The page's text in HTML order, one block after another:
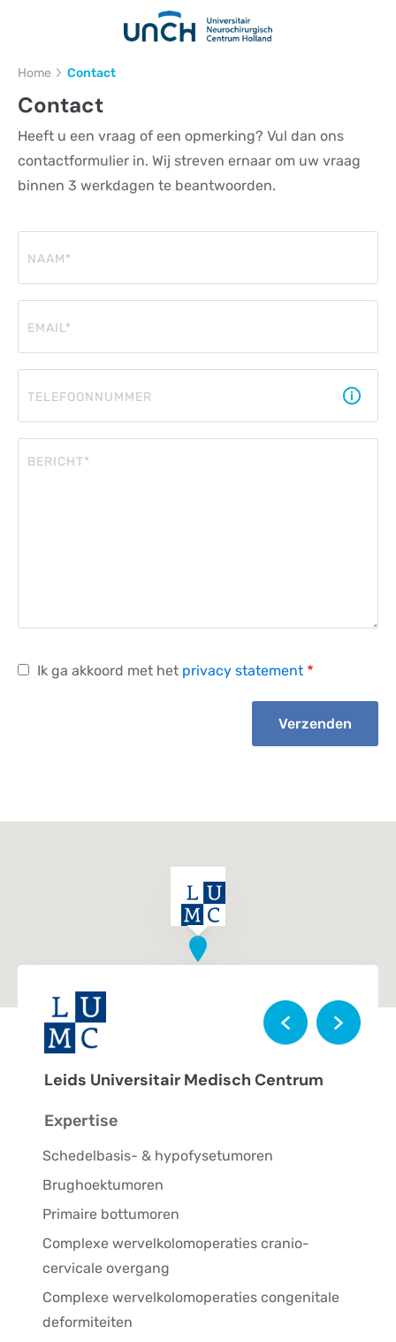
Kruimelpad
Home Contact
Contact
Heeft u een vraag of een opmerking? Vul dan ons
contactformulier in. Wij streven ernaar om uw vraag
binnen 3 werkdagen te beantwoorden.
Ik ga akkoord met het privacy statement
Leids Universitair Medisch Centrum
Expertise
Schedelbasis- & hypofysetumoren
Brughoektumoren
Primaire bottumoren
Complexe wervelkolomoperaties cranio-
cervicale overgang
Complexe wervelkolomoperaties congenitale
deformiteiten
HagaZiekenhuis
Expertise
Complexe operaties degeneratieve
wervelkolom
Functionele neurochirurgie
- Deep Brain Stimulation
- Pijn
+31 (0)70 210 2040